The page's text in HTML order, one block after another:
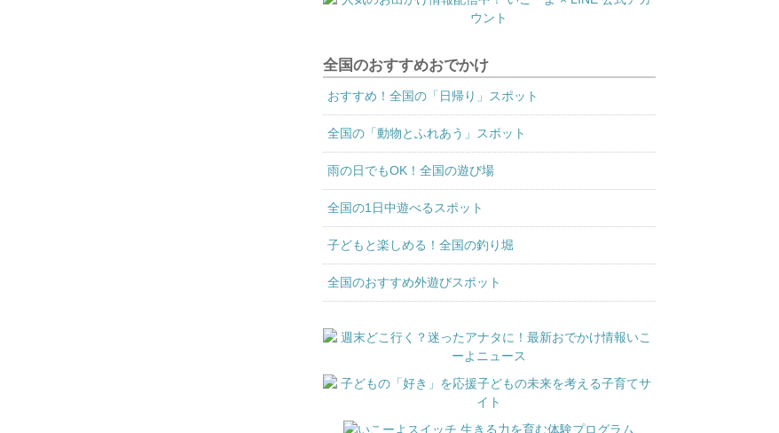
全国のおすすめおでかけ
おすすめ！全国の「日帰り」スポット
全国の「動物とふれあう」スポット
雨の日でもOK！全国の遊び場
全国の1日中遊べるスポット
子どもと楽しめる！全国の釣り堀
全国のおすすめ外遊びスポット